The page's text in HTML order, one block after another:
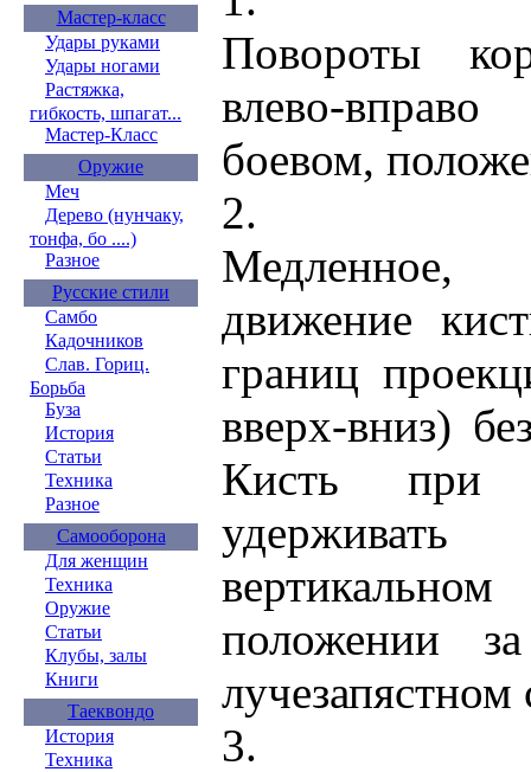
Мастер-класс
Удары руками
Удары ногами
Растяжка,
гибкость, шпагат...
Мастер-Класс
Оружие
Меч
Дерево (нунчаку,
тонфа, бо ....)
Разное
Русские стили
Самбо
Кадочников
Слав. Гориц.
Борьба
Буза
История
Статьи
Техника
Разное
Самооборона
Для женщин
Техника
Оружие
Статьи
Клубы, залы
Книги
Таеквондо
История
Техника
Повороты
влево-
боевом,
2.
движение
границ
вверх-вниз)
Кисть при
положении
лучезапястном
3.